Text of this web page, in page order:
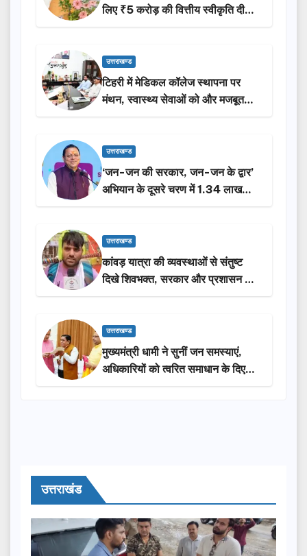
लिए ₹5 करोड़ की वित्तीय स्वीकृति दी…
उत्तराखण्ड
टिहरी में मेडिकल कॉलेज स्थापना पर
मंथन, स्वास्थ्य सेवाओं को और मजबूत
करेगी सरकार: मुख्यमंत्री धामी…
उत्तराखण्ड
‘जन-जन की सरकार, जन-जन के द्वार’
अभियान के दूसरे चरण में 1.34 लाख
लोगों की भागीदारी…
उत्तराखण्ड
कांवड़ यात्रा की व्यवस्थाओं से संतुष्ट
दिखे शिवभक्त, सरकार और प्रशासन की
सराहना…
उत्तराखण्ड
मुख्यमंत्री धामी ने सुनीं जन समस्याएं,
अधिकारियों को त्वरित समाधान के दिए
निर्देश
उत्तराखंड